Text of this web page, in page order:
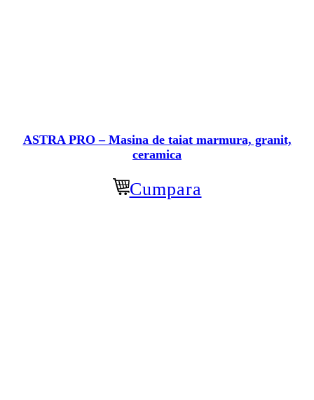
ASTRA PRO – Masina de taiat marmura, granit,
ceramica
Cumpara